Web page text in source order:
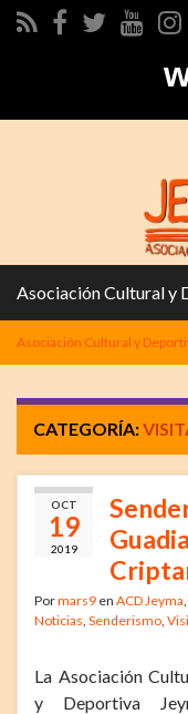
Asociación Cultural y
Asociación Cultural y
CATEGORÍA:
OCT
19
2019
Pormars9 en ACD Jeyma
Noticias Senderismo
La Asociación
y Deportiva